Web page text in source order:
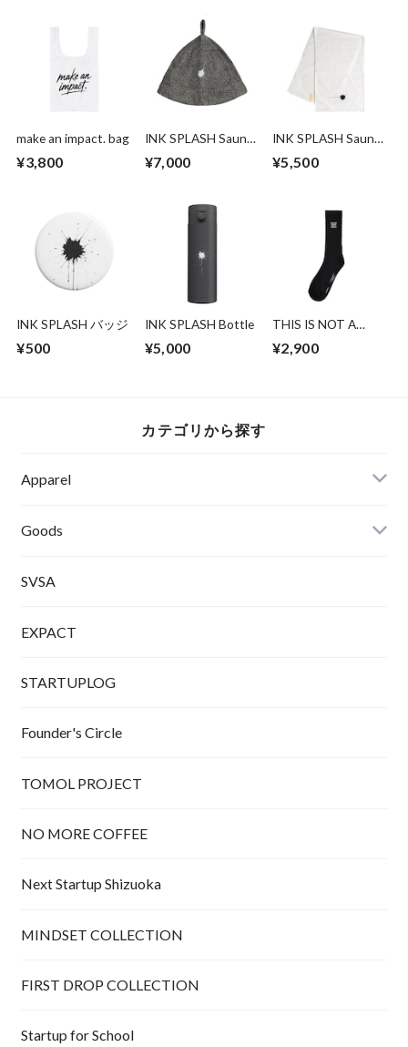
make an impact. bag
¥3,800
INK SPLASH Sauna
¥7,000
INK SPLASH Sauna
¥5,500
INK SPLASH バッジ
¥500
INK SPLASH Bottle
¥5,000
THIS IS NOT A
PARADE. THIS IS A
TAKEOVER.Socks
¥2,900
カテゴリから探す
Apparel
Tシャツ
Goods
SVSA
EXPACT
STARTUPLOG
Founder's Circle
TOMOL PROJECT
NO MORE COFFEE
Next Startup Shizuoka
MINDSET COLLECTION
FIRST DROP COLLECTION
Startup for School